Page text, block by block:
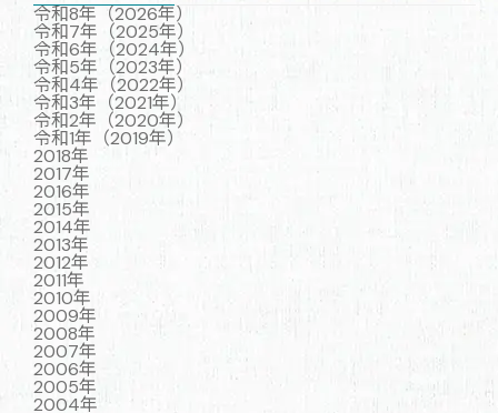
令和8年（2026年）
令和7年（2025年）
令和6年（2024年）
令和5年（2023年）
令和4年（2022年）
令和3年（2021年）
令和2年（2020年）
令和1年（2019年）
2018年
2017年
2016年
2015年
2014年
2013年
2012年
2011年
2010年
2009年
2008年
2007年
2006年
2005年
2004年